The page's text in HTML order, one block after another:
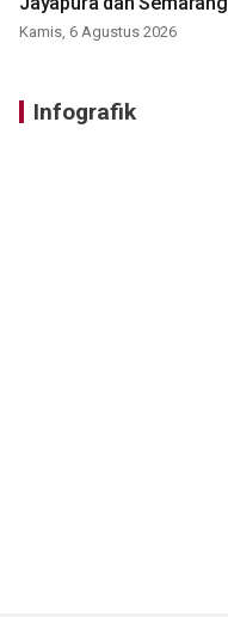
Kamis, 6 Agustus 2026
Infografik